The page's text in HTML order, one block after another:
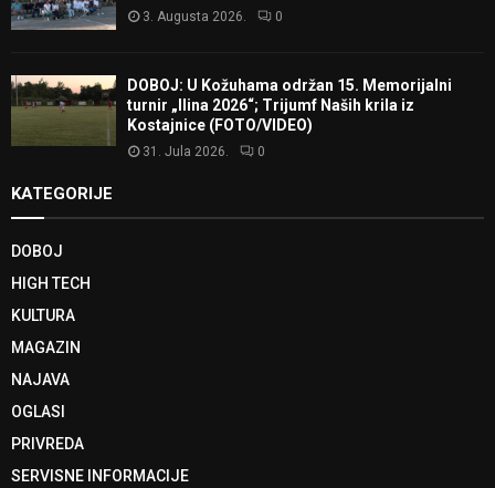
3. Augusta 2026. 0
DOBOJ: U Kožuhama održan 15. Memorijalni
turnir „Ilina 2026“; Trijumf Naših krila iz
Kostajnice (FOTO/VIDEO)
31. Jula 2026. 0
KATEGORIJE
DOBOJ
HIGH TECH
KULTURA
MAGAZIN
NAJAVA
OGLASI
PRIVREDA
SERVISNE INFORMACIJE